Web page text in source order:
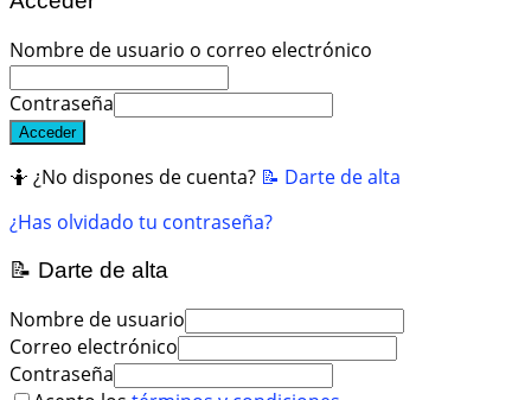
Nombre de usuario o correo electrónico
Contraseña
Acceder
🤷 ¿No dispones de cuenta? 📝 Darte de alta
¿Has olvidado tu contraseña?
📝 Darte de alta
Nombre de usuario
Correo electrónico
Contraseña